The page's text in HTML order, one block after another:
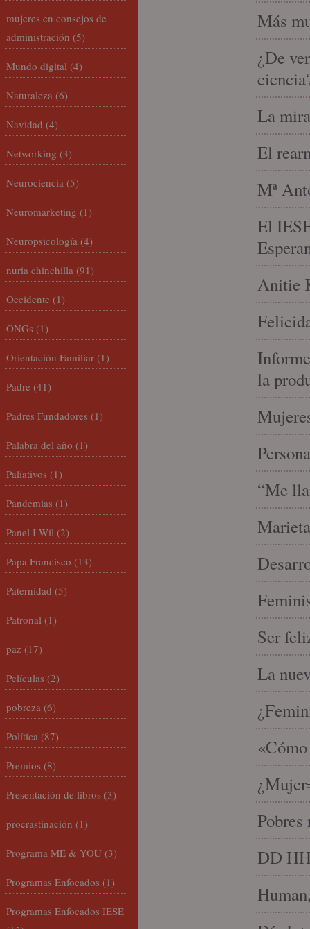
Más
¿De
La
El
Mª
El
Anitie
la
“Me
Ser
La
DD
mujeres en consejos de
administración (5)
Mundo digital (4)
Naturaleza (6)
Navidad (4)
Networking (3)
Neurociencia (5)
Neuromarketing (1)
Neuropsicología (4)
nuria chinchilla (91)
Occidente (1)
ONGs (1)
Orientación Familiar (1)
Padre (41)
Padres Fundadores (1)
Palabra del año (1)
Paliativos (1)
Pandemias (1)
Panel I-Wil (2)
Papa Francisco (13)
Paternidad (5)
Patronal (1)
paz (17)
Películas (2)
pobreza (6)
Política (87)
Premios (8)
Presentación de libros (3)
procrastinación (1)
Programa ME & YOU (3)
Programas Enfocados (1)
Programas Enfocados IESE